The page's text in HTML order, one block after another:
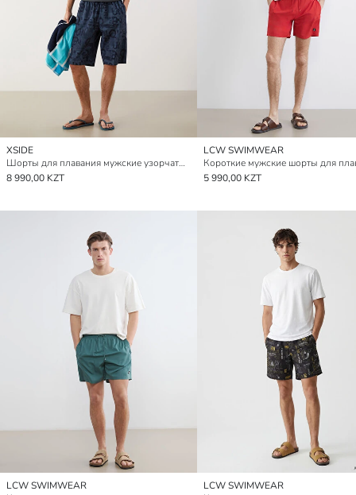
XSIDE
Шорты для плавания мужские узорчатые длиной до колена
8 990,00 KZT
LCW SWIMWEAR
Короткие мужские шорты для
5 990,00 KZT
LCW SWIMWEAR
LCW SWIMWEAR